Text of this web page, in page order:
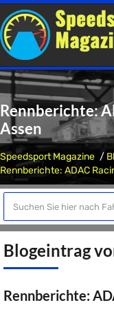
Rennberichte:
Assen
Speedsport Magazine
Rennberichte: ADAC
Blogeintrag
Rennberichte: